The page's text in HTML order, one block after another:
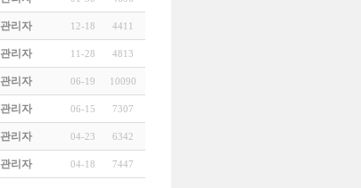
관리자 12-18 4411
관리자 11-28 4813
관리자 06-19 10090
관리자 06-15 7307
관리자 04-23 6342
관리자 04-18 7447